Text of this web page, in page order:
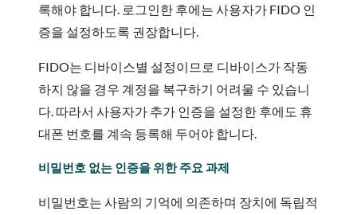
록해야 합니다. 로그인한 후에는 사용자가 FIDO 인
증을 설정하도록 권장합니다.
FIDO는 디바이스별 설정이므로 디바이스가 작동
하지 않을 경우 계정을 복구하기 어려울 수 있습니
다. 따라서 사용자가 추가 인증을 설정한 후에도 휴
대폰 번호를 계속 등록해 두어야 합니다.
비밀번호 없는 인증을 위한 주요 과제
비밀번호는 사람의 기억에 의존하며 장치에 독립적